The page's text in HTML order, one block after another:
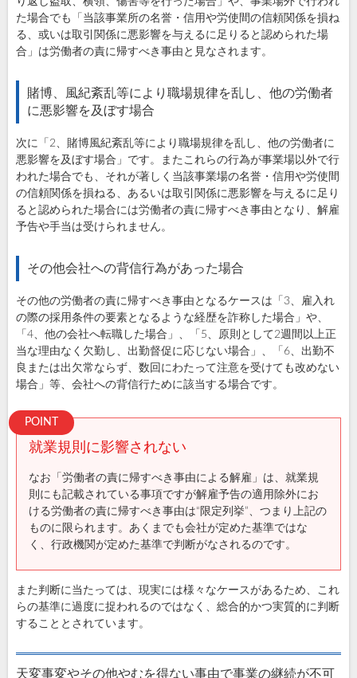
た場合でも「当該事業所の名誉・信用や労使間の信頼関係を損ね
る、或いは取引関係に悪影響を与えるに足りると認められた場
合」は労働者の責に帰すべき事由と見なされます。
賭博、風紀紊乱等により職場規律を乱し、他の労働者
に悪影響を及ぼす場合
次に「2、賭博風紀紊乱等により職場規律を乱し、他の労働者に
悪影響を及ぼす場合」です。またこれらの行為が事業場以外で行
われた場合でも、それが著しく当該事業場の名誉・信用や労使間
の信頼関係を損ねる、あるいは取引関係に悪影響を与えるに足り
ると認められた場合には労働者の責に帰すべき事由となり、解雇
予告や手当は受けられません。
その他会社への背信行為があった場合
その他の労働者の責に帰すべき事由となるケースは「3、雇入れ
の際の採用条件の要素となるような経歴を詐称した場合」や、
「4、他の会社へ転職した場合」、「5、原則として2週間以上正
当な理由なく欠勤し、出勤督促に応じない場合」、「6、出勤不
良または出欠常ならず、数回にわたって注意を受けても改めない
場合」等、会社への背信行ために該当する場合です。
就業規則に影響されない
なお「労働者の責に帰すべき事由による解雇」は、就業規
則にも記載されている事項ですが解雇予告の適用除外にお
ける労働者の責に帰すべき事由は“限定列挙”、つまり上記の
ものに限られます。あくまでも会社が定めた基準ではな
く、行政機関が定めた基準で判断がなされるのです。
また判断に当たっては、現実には様々なケースがあるため、これ
らの基準に過度に捉われるのではなく、総合的かつ実質的に判断
することとされています。
天変事変やその他やむを得ない事由で事業の継続が不可